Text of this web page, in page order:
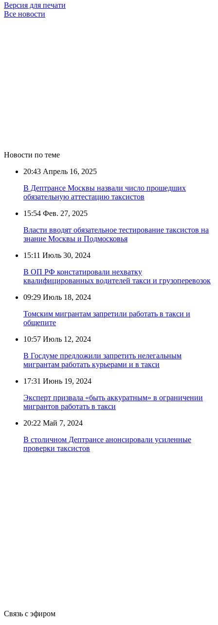
Версия для печати
Все новости
Новости по теме
20:43 Апрель 16, 2025
В Дептрансе Москвы назвали число прошедших
обязательную аттестацию таксистов
15:54 Фев. 27, 2025
Власти вводят обязательное тестирование таксистов на
знание Москвы и Подмосковья
15:11 Июль 30, 2024
В ОП РФ констатировали нехватку
квалифицированных водителей такси и грузоперевозок
09:29 Июль 18, 2024
Томским мигрантам запретили работать в такси и
общепите
10:57 Июль 12, 2024
В Госдуме предложили запретить нелегальным
мигрантам работать курьерами и в такси
17:31 Июнь 19, 2024
Эксперт призвала «быть аккуратным» в ограничении
мигрантов работать в такси
20:22 Май 7, 2024
В столичном Дептрансе анонсировали усиленные
проверки таксистов
Связь с эфиром